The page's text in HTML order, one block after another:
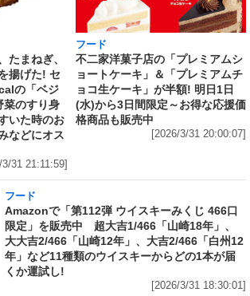
たまねぎ、
揚げた! セ
の「ベジ
菜のすり身
いた時のお
などにオス
3/31 21:11:59]
フード
不二家洋菓子店の「プレミアムシ
ョートケーキ」＆「プレミアムチ
ョコ生ケーキ」が半額! 明日1日
(水)から3日間限定～お得な応援価
格商品も販売中
[2026/3/31 20:00:07]
フード
Amazonで「第112弾 ウイスキーみくじ 466口
限定」を販売中 超大吉1/466「山崎18年」、
大大吉2/466「山崎12年」、大吉2/466「白州12
年」など11種類のウイスキーからどの1本が届
くか運試し!
[2026/3/31 18:30:01]